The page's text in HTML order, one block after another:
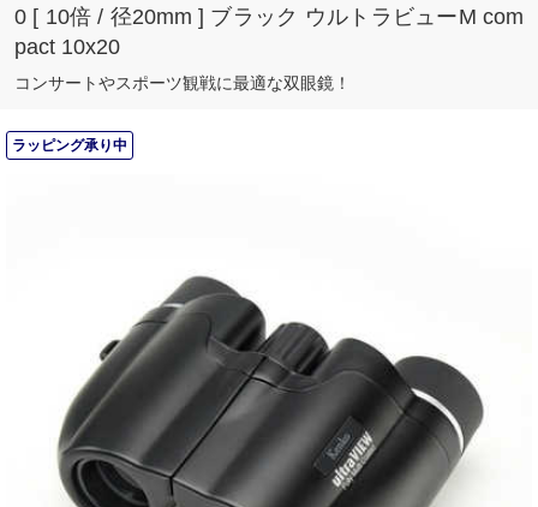
0 [ 10倍 / 径20mm ] ブラック ウルトラビューM com
pact 10x20
コンサートやスポーツ観戦に最適な双眼鏡！
ラッピング承り中